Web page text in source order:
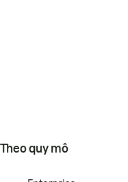
Theo quy mô